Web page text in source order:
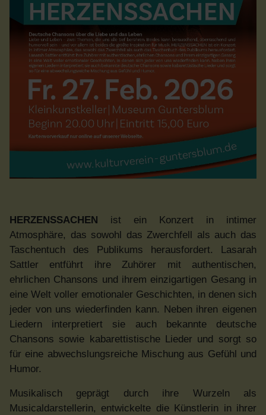
HERZENSSACHEN
ist ein Konzert in intimer
Atmosphäre, das sowohl das Zwerchfell als auch das
Taschentuch des Publikums herausfordert. Lasarah
Sattler entführt ihre Zuhörer mit authentischen,
ehrlichen Chansons und ihrem einzigartigen Gesang in
eine Welt voller emotionaler Geschichten, in denen sich
jeder von uns wiederfinden kann. Neben ihren eigenen
Liedern interpretiert sie auch bekannte deutsche
Chansons sowie kabarettistische Lieder und sorgt so
für eine abwechslungsreiche Mischung aus Gefühl und
Humor.
Musikalisch geprägt durch ihre Wurzeln als
Musicaldarstellerin, entwickelte die Künstlerin in ihrer